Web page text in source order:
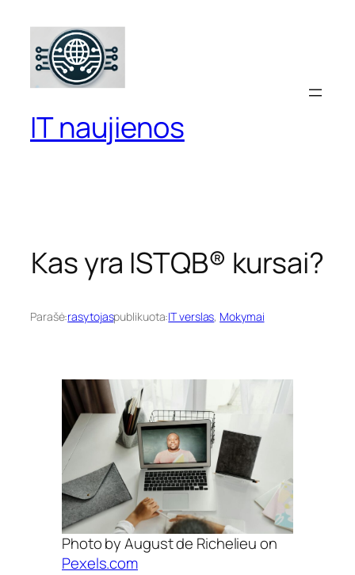
turinio
IT naujienos
Kas yra ISTQB® kursai?
Parašė:rasytojaspublikuota:IT verslas, Mokymai
Photo by August de Richelieu on
Pexels.com